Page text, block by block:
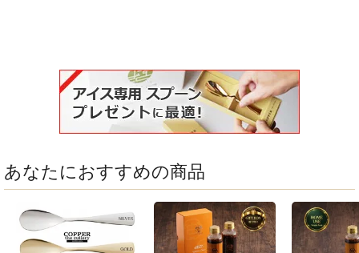
あなたにおすすめの商品